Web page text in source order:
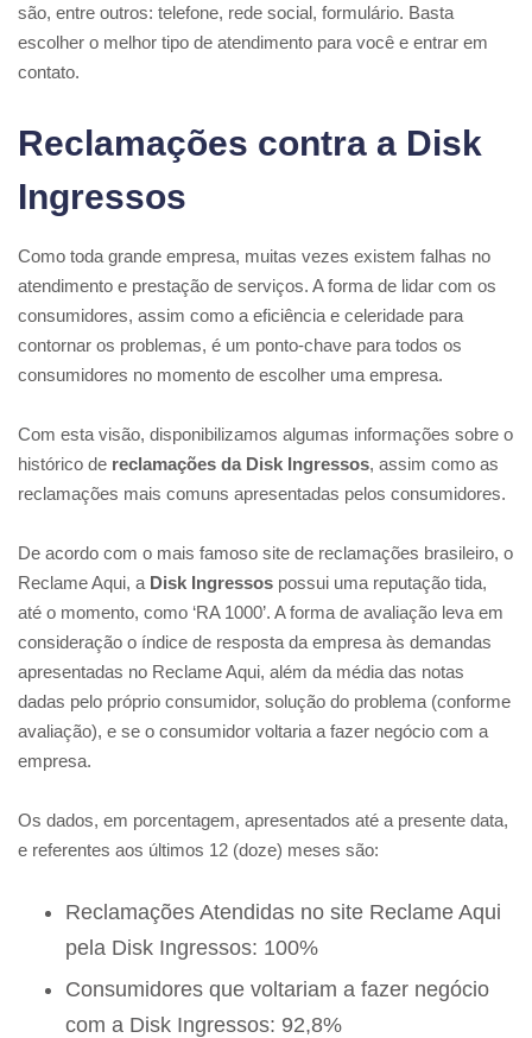
são, entre outros: telefone, rede social, formulário. Basta
escolher o melhor tipo de atendimento para você e entrar em
contato.
Reclamações contra a Disk
Ingressos
Como toda grande empresa, muitas vezes existem falhas no
atendimento e prestação de serviços. A forma de lidar com os
consumidores, assim como a eficiência e celeridade para
contornar os problemas, é um ponto-chave para todos os
consumidores no momento de escolher uma empresa.
Com esta visão, disponibilizamos algumas informações sobre o
histórico de reclamações da Disk Ingressos, assim como as
reclamações mais comuns apresentadas pelos consumidores.
De acordo com o mais famoso site de reclamações brasileiro, o
Reclame Aqui, a Disk Ingressos possui uma reputação tida,
até o momento, como ‘RA 1000’. A forma de avaliação leva em
consideração o índice de resposta da empresa às demandas
apresentadas no Reclame Aqui, além da média das notas
dadas pelo próprio consumidor, solução do problema (conforme
avaliação), e se o consumidor voltaria a fazer negócio com a
empresa.
Os dados, em porcentagem, apresentados até a presente data,
e referentes aos últimos 12 (doze) meses são:
Reclamações Atendidas no site Reclame Aqui
pela Disk Ingressos: 100%
Consumidores que voltariam a fazer negócio
com a Disk Ingressos: 92,8%